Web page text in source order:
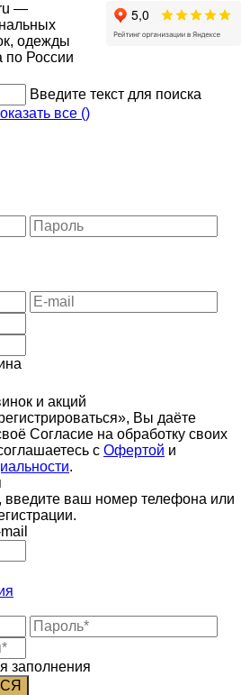
—
одежды
по России
Введите текст для поиска
все ()
и акций
Вы даёте
Согласие на обработку своих
с Офертой и
.
введите ваш номер телефона или
заполнения